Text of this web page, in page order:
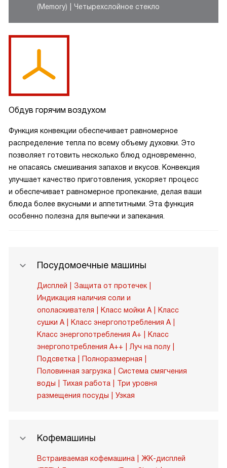
(Memory)
Четырехслойное стекло
Обдув горячим воздухом
Функция конвекции обеспечивает равномерное
распределение тепла по всему объему духовки. Это
позволяет готовить несколько блюд одновременно,
не опасаясь смешивания запахов и вкусов. Конвекция
улучшает качество приготовления, ускоряет процесс
и обеспечивает равномерное пропекание, делая ваши
блюда более вкусными и аппетитными. Эта функция
особенно полезна для выпечки и запекания.
Посудомоечные машины
Дисплей
Защита от протечек
Индикация наличия соли и
ополаскивателя
Класс мойки A
Класс
сушки A
Класс энергопотребления A
Класс энергопотребления A+
Класс
энергопотребления A++
Луч на полу
Подсветка
Полноразмерная
Половинная загрузка
Система смягчения
воды
Тихая работа
Три уровня
размещения посуды
Узкая
Кофемашины
Встраиваемая кофемашина
ЖК-дисплей